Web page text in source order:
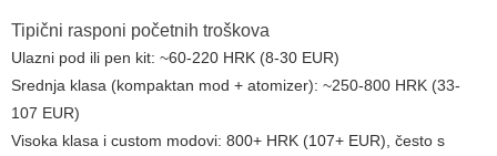
Tipični rasponi početnih troškova
Ulazni pod ili pen kit: ~60-220 HRK (8-30 EUR)
Srednja klasa (kompaktan mod + atomizer): ~250-800 HRK (33-
107 EUR)
Visoka klasa i custom modovi: 800+ HRK (107+ EUR), često s